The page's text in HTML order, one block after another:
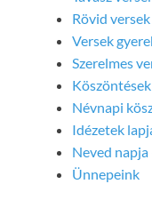
Rövid versek
Versek
Szerelmes
Névnapi
Idézetek
Neved
Ünnepeink